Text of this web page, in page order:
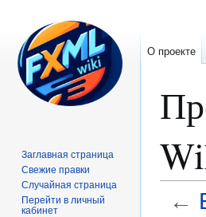
←
О проекте
Заглавная страница
Свежие правки
Случайная страница
Перейти в личный
кабинет